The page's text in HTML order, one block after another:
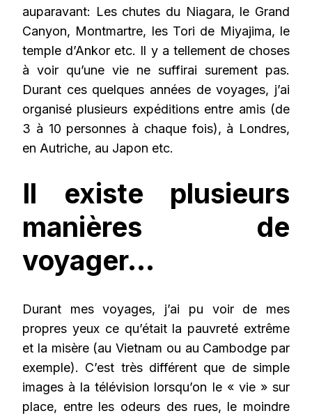
auparavant: Les chutes du Niagara, le Grand
Canyon, Montmartre, les Tori de Miyajima, le
temple d’Ankor etc. Il y a tellement de choses
à voir qu’une vie ne suffirai surement pas.
Durant ces quelques années de voyages, j’ai
organisé plusieurs expéditions entre amis (de
3 à 10 personnes à chaque fois), à Londres,
en Autriche, au Japon etc.
Il existe plusieurs
manières de
voyager…
Durant mes voyages, j’ai pu voir de mes
propres yeux ce qu’était la pauvreté extrême
et la misère (au Vietnam ou au Cambodge par
exemple). C’est très différent que de simple
images à la télévision lorsqu’on le « vie » sur
place, entre les odeurs des rues, le moindre